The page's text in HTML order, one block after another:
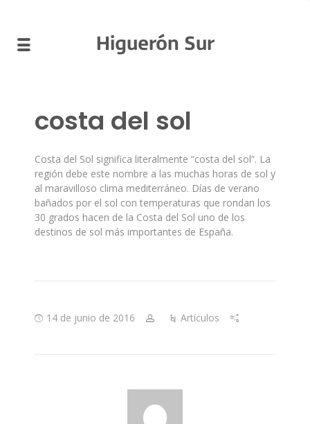
Higuerón Sur
costa del sol
Costa del Sol significa literalmente “costa del sol”. La
región debe este nombre a las muchas horas de sol y
al maravilloso clima mediterráneo. Días de verano
bañados por el sol con temperaturas que rondan los
30 grados hacen de la Costa del Sol uno de los
destinos de sol más importantes de España.
14 de junio de 2016 Artículos